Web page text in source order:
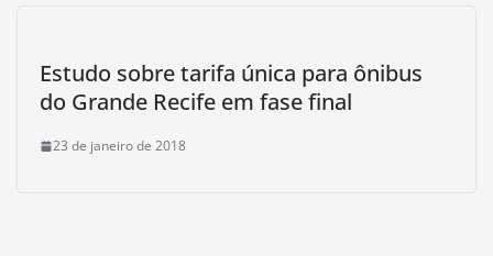
Estudo sobre tarifa única para ônibus
do Grande Recife em fase final
23 de janeiro de 2018